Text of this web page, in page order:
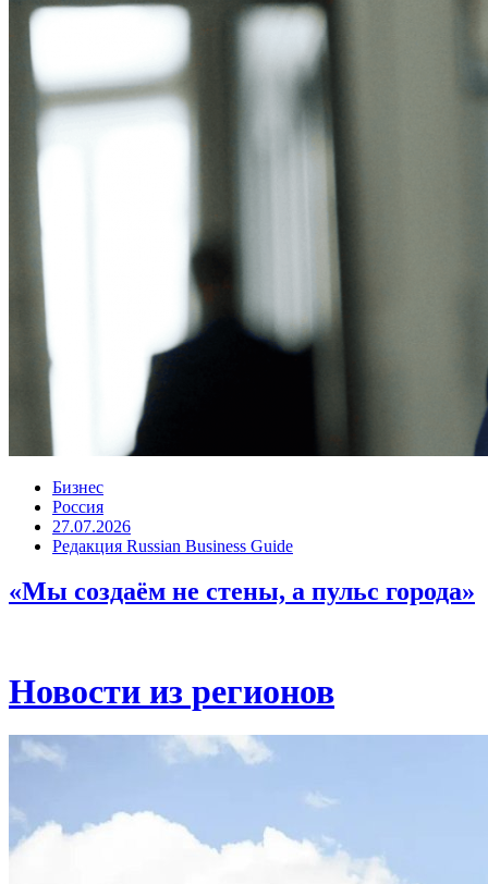
Бизнес
Россия
27.07.2026
Редакция Russian Business Guide
«Мы создаём не стены, а пульс города»
Новости из регионов